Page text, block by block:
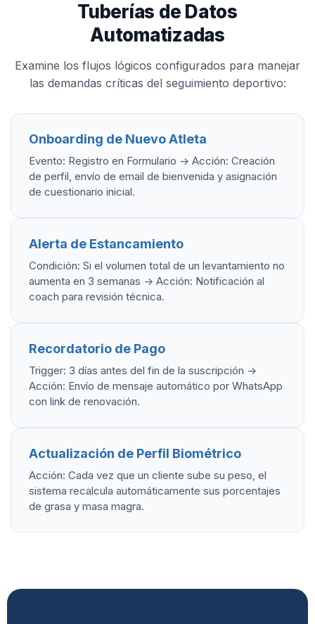
Tuberías de Datos
Automatizadas
Examine los flujos lógicos configurados para manejar
las demandas críticas del seguimiento deportivo:
Onboarding de Nuevo Atleta
Evento: Registro en Formulario -> Acción: Creación
de perfil, envío de email de bienvenida y asignación
de cuestionario inicial.
Alerta de Estancamiento
Condición: Si el volumen total de un levantamiento no
aumenta en 3 semanas -> Acción: Notificación al
coach para revisión técnica.
Recordatorio de Pago
Trigger: 3 días antes del fin de la suscripción ->
Acción: Envío de mensaje automático por WhatsApp
con link de renovación.
Actualización de Perfil Biométrico
Acción: Cada vez que un cliente sube su peso, el
sistema recalcula automáticamente sus porcentajes
de grasa y masa magra.